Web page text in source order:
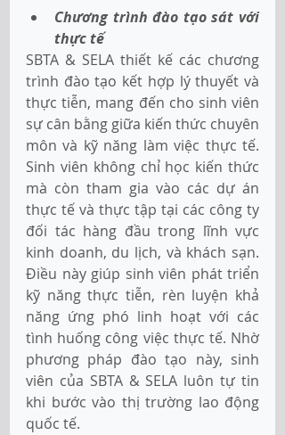
Chương trình đào tạo sát với
thực tế
SBTA & SELA thiết kế các chương
trình đào tạo kết hợp lý thuyết và
thực tiễn, mang đến cho sinh viên
sự cân bằng giữa kiến thức chuyên
môn và kỹ năng làm việc thực tế.
Sinh viên không chỉ học kiến thức
mà còn tham gia vào các dự án
thực tế và thực tập tại các công ty
đối tác hàng đầu trong lĩnh vực
kinh doanh, du lịch, và khách sạn.
Điều này giúp sinh viên phát triển
kỹ năng thực tiễn, rèn luyện khả
năng ứng phó linh hoạt với các
tình huống công việc thực tế. Nhờ
phương pháp đào tạo này, sinh
viên của SBTA & SELA luôn tự tin
khi bước vào thị trường lao động
quốc tế.